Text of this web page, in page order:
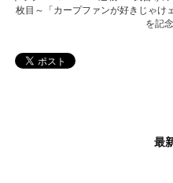
枚目～「カープファンが好きじゃけ
を記
最